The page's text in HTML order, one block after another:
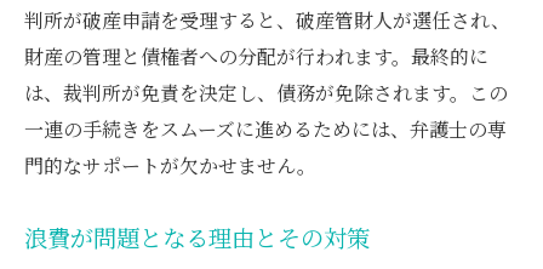
浪費が免責に与える影響と弁護士による回避策
の提案
浪費が免責手続きに及ぼす影響を知る
弁護士が推奨する浪費回避の方法
免責を目指すための浪費対策
弁護士による予防的アプローチ
判所が破産申請を受理すると、破産管財人が選任され、
財産の管理と債権者への分配が行われます。最終的に
は、裁判所が免責を決定し、債務が免除されます。この
一連の手続きをスムーズに進めるためには、弁護士の専
門的なサポートが欠かせません。
浪費が問題となる理由とその対策